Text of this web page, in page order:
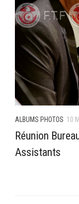
ALBUMS PHOTOS 10
Réunion
Assistants